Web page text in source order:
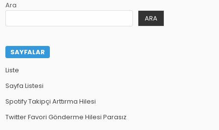
Ara
ARA
SAYFALAR
Liste
Sayfa Listesi
Spotify Takipçi Arttırma Hilesi
Twitter Favori Gönderme Hilesi Parasız